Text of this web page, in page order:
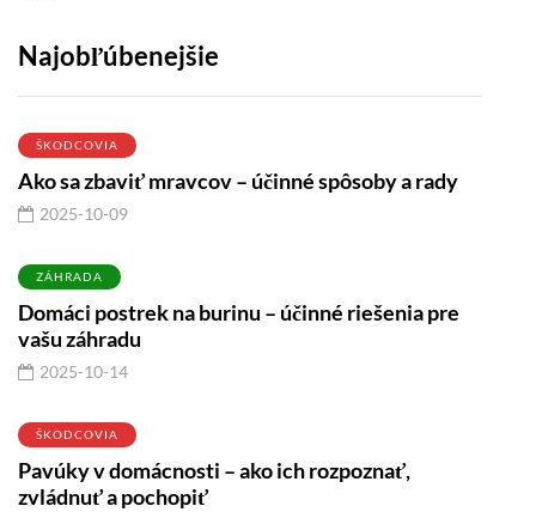
Najobľúbenejšie
ŠKODCOVIA
Ako sa zbaviť mravcov – účinné spôsoby a rady
2025-10-09
ZÁHRADA
Domáci postrek na burinu – účinné riešenia pre
vašu záhradu
2025-10-14
ŠKODCOVIA
Pavúky v domácnosti – ako ich rozpoznať,
zvládnuť a pochopiť